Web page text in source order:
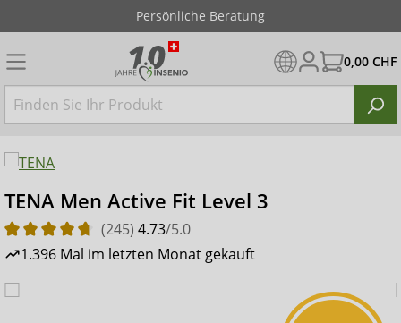
Persönliche Beratung
0,00 CHF
TENA Men Active Fit Level 3
(245) 4.73/5.0
1.396 Mal im letzten Monat gekauft